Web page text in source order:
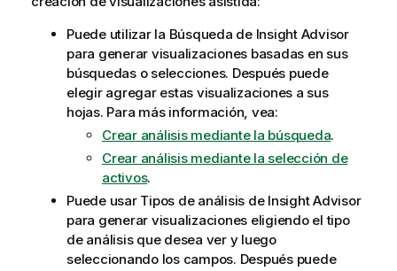
Puede utilizar la Búsqueda de Insight Advisor
para generar visualizaciones basadas en sus
búsquedas o selecciones. Después puede
elegir agregar estas visualizaciones a sus
hojas. Para más información, vea:
Crear análisis mediante la búsqueda.
Crear análisis mediante la selección de
activos.
Puede usar Tipos de análisis de Insight Advisor
para generar visualizaciones eligiendo el tipo
de análisis que desea ver y luego
seleccionando los campos. Después puede